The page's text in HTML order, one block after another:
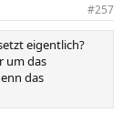
#257
eigentlich?
um das
das